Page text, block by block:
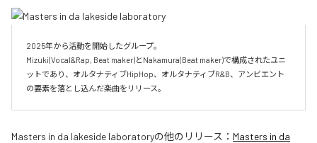
2025年から活動を開始したグループ。
Mizuki(Vocal&Rap, Beat maker)とNakamura(Beat maker)で構成されたユニ
ットであり、オルタナティブHipHop、オルタナティブR&B、アンビエント
Masters in da lakeside laboratoryの他のリリース： Masters in da